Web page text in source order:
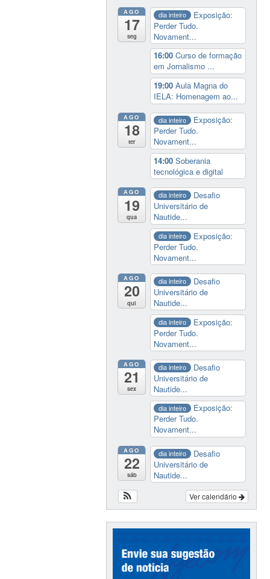
AGO
17
seg
dia inteiro
Exposição:
Perder Tudo.
Novament...
16:00Curso de formação
em Jornalismo ...
19:00Aula Magna do
IELA: Homenagem ao...
AGO
18
ter
dia inteiro
Exposição:
Perder Tudo.
Novament...
14:00Soberania
tecnológica e digital
AGO
19
qua
dia inteiro
Desafio
Universitário de
Nautide...
dia inteiro
Exposição:
Perder Tudo.
Novament...
AGO
20
qui
dia inteiro
Desafio
Universitário de
Nautide...
dia inteiro
Exposição:
Perder Tudo.
Novament...
AGO
21
sex
dia inteiro
Desafio
Universitário de
Nautide...
dia inteiro
Exposição:
Perder Tudo.
Novament...
AGO
22
sáb
dia inteiro
Desafio
Universitário de
Nautide...
Ver calendário